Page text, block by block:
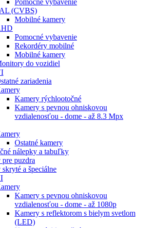
Pomocné vybavenie
(CVBS)
Mobilné kamery
Pomocné vybavenie
Rekordéry mobilné
Mobilné kamery
do vozidiel
zariadenia
Kamery rýchlootočné
Kamery s pevnou ohniskovou
vzdialenosťou - dome - až 8.3 Mpx
Ostatné kamery
nálepky a tabuľky
puzdra
a špeciálne
Kamery s pevnou ohniskovou
vzdialenosťou - dome - až 1080p
Kamery s reflektorom s bielym svetlom
(LED)